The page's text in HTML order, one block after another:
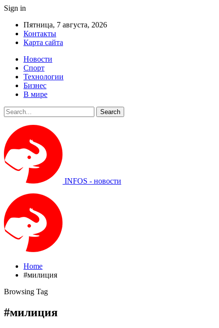
Sign in
Пятница, 7 августа, 2026
Контакты
Карта сайта
Новости
Спорт
Технологии
Бизнес
В мире
INFOS - новости
Home
#милиция
Browsing Tag
#милиция